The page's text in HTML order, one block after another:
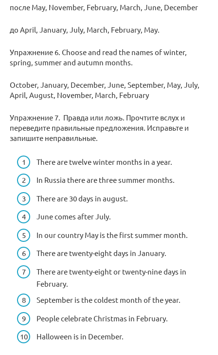
после May, November, February, March, June, December
до April, January, July, March, February, May.
Упражнение 6. Choose and read the names of winter,
spring, summer and autumn months.
October, January, December, June, September, May, July,
April, August, November, March, February
Упражнение 7. Правда или ложь. Прочтите вслух и
переведите правильные предложения. Исправьте и
запишите неправильные.
There are twelve winter months in a year.
In Russia there are three summer months.
There are 30 days in august.
June comes after July.
In our country May is the first summer month.
There are twenty-eight days in January.
There are twenty-eight or twenty-nine days in
February.
September is the coldest month of the year.
People celebrate Christmas in February.
Halloween is in December.